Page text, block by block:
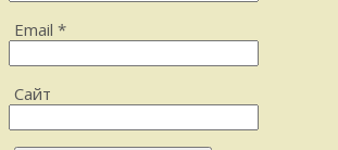
Email *
Сайт